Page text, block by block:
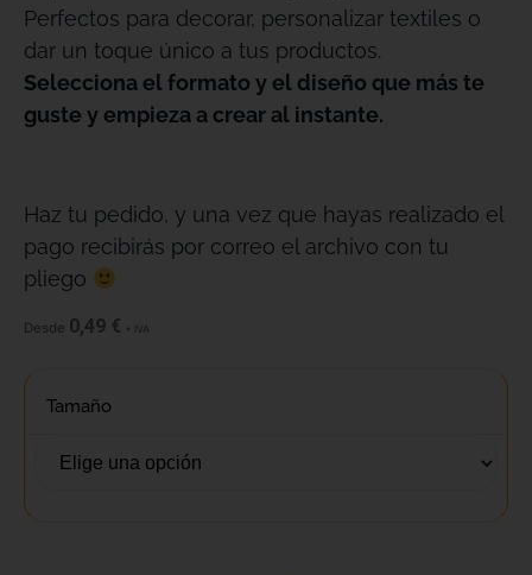
Perfectos para decorar, personalizar textiles o
dar un toque único a tus productos.
Selecciona el formato y el diseño que más te
guste y empieza a crear al instante.
Haz tu pedido, y una vez que hayas realizado el
pago recibirás por correo el archivo con tu
pliego
Desde 0,49 € + IVA
Tamaño